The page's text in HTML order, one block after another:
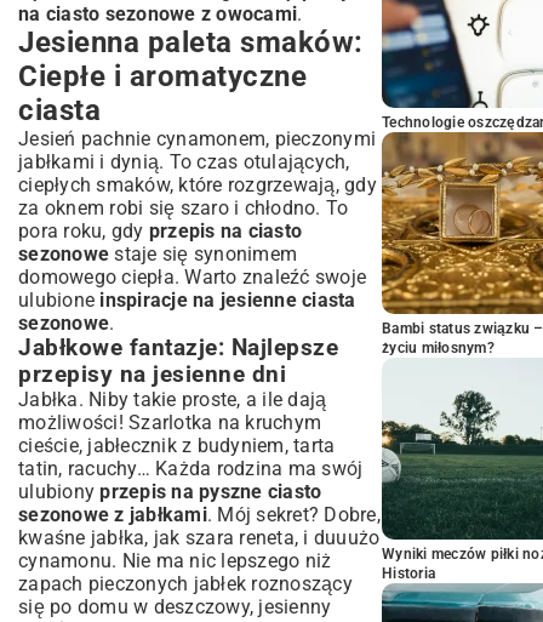
na ciasto sezonowe z owocami.
Jesienna paleta smaków:
Ciepłe i aromatyczne
ciasta
Jesień pachnie cynamonem, pieczonymi
jabłkami i dynią. To czas otulających,
ciepłych smaków, które rozgrzewają, gdy
za oknem robi się szaro i chłodno. To
pora roku, gdy przepis na ciasto
sezonowe staje się synonimem
domowego ciepła. Warto znaleźć swoje
ulubione inspiracje na jesienne ciasta
sezonowe.
Jabłkowe fantazje: Najlepsze
przepisy na jesienne dni
Jabłka. Niby takie proste, a ile dają
możliwości! Szarlotka na kruchym
cieście, jabłecznik z budyniem, tarta
tatin, racuchy… Każda rodzina ma swój
ulubionyprzepis na pyszne ciasto
sezonowe z jabłkami. Mój sekret? Dobre,
kwaśne jabłka, jak szara reneta, i duuużo
cynamonu. Nie ma nic lepszego niż
zapach pieczonych jabłek roznoszący
się po domu w deszczowy, jesienny
Technologie
Bambi status związku
życiu miłosnym?
Wyniki meczów piłki
Historia